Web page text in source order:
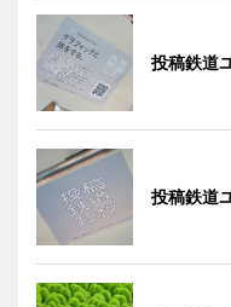
投稿鉄道
投稿鉄道